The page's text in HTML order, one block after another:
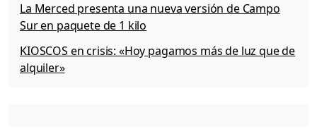
La Merced presenta una nueva versión de Campo
Sur en paquete de 1 kilo
KIOSCOS en crisis: «Hoy pagamos más de luz que de
alquiler»